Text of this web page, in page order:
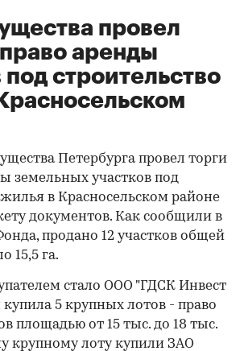
провел
аренды
под строительство
Петербурга провел торги
земельных участков под
жилья в Красносельском районе
документов. Как сообщили в
продано 12 участков общей
15,5 га.
стало ООО "ГДСК Инвест
5 крупных лотов - право
площадью от 15 тыс. до 18 тыс.
крупному лоту купили ЗАО